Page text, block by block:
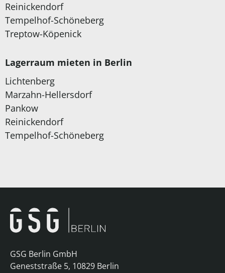
Reinickendorf
Tempelhof-Schöneberg
Treptow-Köpenick
Lagerraum mieten in Berlin
Lichtenberg
Marzahn-Hellersdorf
Pankow
Reinickendorf
Tempelhof-Schöneberg
GSG Berlin GmbH
Geneststraße 5, 10829 Berlin